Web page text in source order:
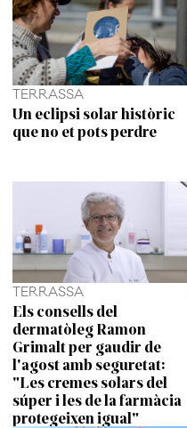
TERRASSA
Un eclipsi solar històric
que no et pots perdre
TERRASSA
Els consells del
dermatòleg Ramon
Grimalt per gaudir de
l'agost amb seguretat:
"Les cremes solars del
súper i les de la farmàcia
protegeixen igual"